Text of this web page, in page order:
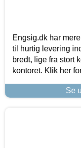
Engsig.dk har
til hurtig levering
bredt, lige fra stort
kontoret. Klik her
Se